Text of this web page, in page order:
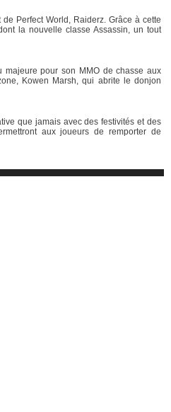
Perfect World, Raiderz. Grâce à cette
la nouvelle classe Assassin, un tout
pour son MMO de chasse aux
Kowen Marsh, qui abrite le donjon
que jamais avec des festivités et des
aux joueurs de remporter de